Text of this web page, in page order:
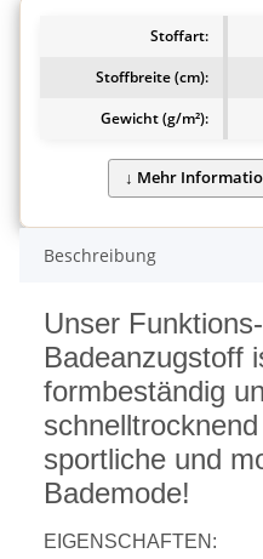
Stoffart:
Stoffbreite (cm):
Gewicht (g/m²):
Beschreibung
Unser
Badeanzugstoff
formbeständig
sportliche und
Bademode!
EIGENSCHAFTEN: